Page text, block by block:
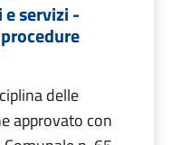
servizi -
delle
approvato con